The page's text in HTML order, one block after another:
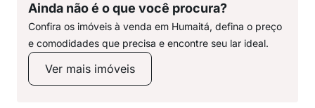
Ainda não é o que você procura?
Confira os imóveis à venda em Humaitá, defina o preço
e comodidades que precisa e encontre seu lar ideal.
Ver mais imóveis